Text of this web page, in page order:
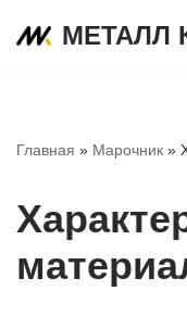
МЕТАЛЛ
Главная » Марочник »